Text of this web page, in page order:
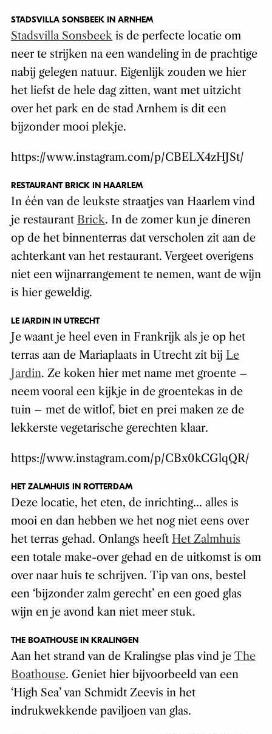
STADSVILLA SONSBEEK IN ARNHEM
Stadsvilla Sonsbeekis de perfecte locatie om
neer te strijken na een wandeling in de prachtige
nabij gelegen natuur. Eigenlijk zouden we hier
het liefst de hele dag zitten, want met uitzicht
over het park en de stad Arnhem is dit een
bijzonder mooi plekje.
https://www.instagram.com/p/CBELX4zHJSt/
RESTAURANT BRICK IN HAARLEM
In één van de leukste straatjes van Haarlem vind
je restaurant Brick. In de zomer kun je dineren
op de het binnenterras dat verscholen zit aan de
achterkant van het restaurant. Vergeet overigens
niet een wijnarrangement te nemen, want de wijn
is hier geweldig.
LE JARDIN IN UTRECHT
Je waant je heel even in Frankrijk als je op het
terras aan de Mariaplaats in Utrecht zit bij Le
Jardin. Ze koken hier met name met groente –
neem vooral een kijkje in de groentekas in de
tuin – met de witlof, biet en prei maken ze de
lekkerste vegetarische gerechten klaar.
https://www.instagram.com/p/CBx0kCGlqQR/
HET ZALMHUIS IN ROTTERDAM
Deze locatie, het eten, de inrichting… alles is
mooi en dan hebben we het nog niet eens over
het terras gehad. Onlangs heeft Het Zalmhuis
een totale make-over gehad en de uitkomst is om
over naar huis te schrijven. Tip van ons, bestel
een ‘bijzonder zalm gerecht’ en een goed glas
wijn en je avond kan niet meer stuk.
THE BOATHOUSE IN KRALINGEN
Aan het strand van de Kralingse plas vind je The
Boathouse. Geniet hier bijvoorbeeld van een
‘High Sea’ van Schmidt Zeevis in het
indrukwekkende paviljoen van glas.